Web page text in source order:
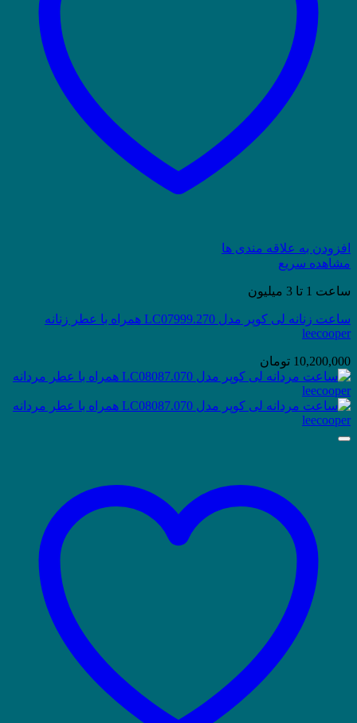
افزودن به علاقه مندی ها
مشاهده سریع
ساعت 1 تا 3 میلیون
ساعت زنانه لی کوپر مدل LC07999.270 همراه با عطر زنانه
leecooper
10,200,000 تومان